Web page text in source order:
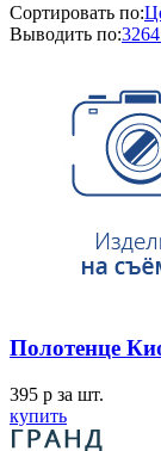
Сортировать по:
Выводить по:3264
Полотенце
395 p за шт.
купить